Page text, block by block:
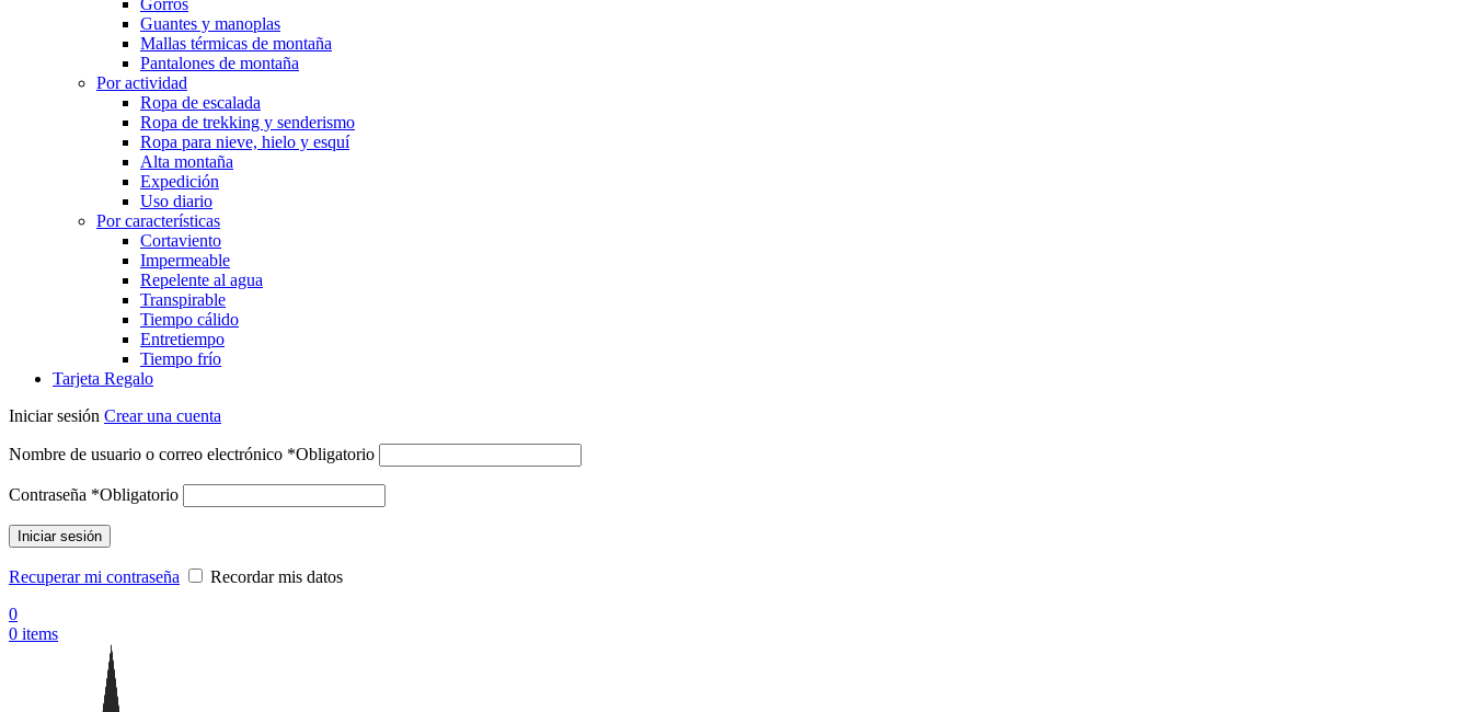
Gorros
Guantes y manoplas
Mallas térmicas de montaña
Pantalones de montaña
Por actividad
Ropa de escalada
Ropa de trekking y senderismo
Ropa para nieve, hielo y esquí
Alta montaña
Expedición
Uso diario
Por características
Cortaviento
Impermeable
Repelente al agua
Transpirable
Tiempo cálido
Entretiempo
Tiempo frío
Tarjeta Regalo
Iniciar sesión Crear una cuenta
Nombre de usuario o correo electrónico *Obligatorio
Contraseña *Obligatorio
Iniciar sesión
Recuperar mi contraseña
Recordar mis datos
0
0 items